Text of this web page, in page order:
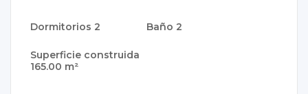
Dormitorios 2 Baño 2
Superficie construida
165.00 m²